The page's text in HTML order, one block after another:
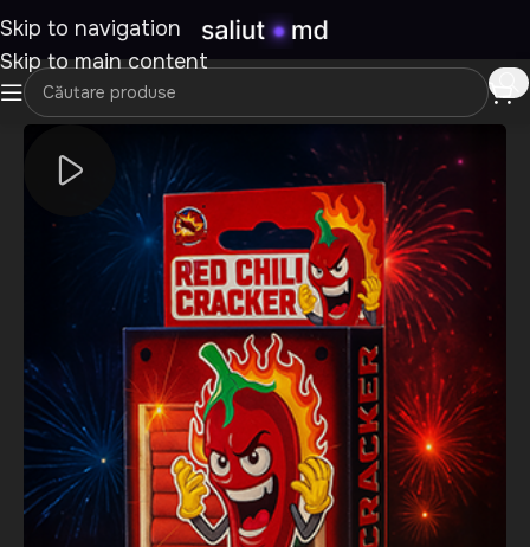
Skip to navigation
Skip to main content